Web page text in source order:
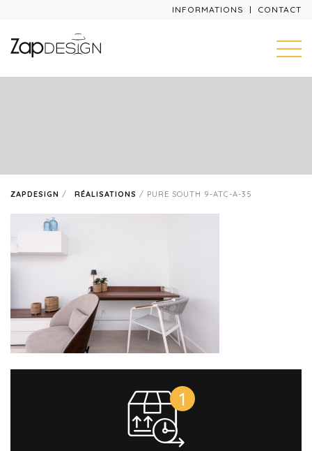
INFORMATIONS CONTACT
ZAPDESIGN / RÉALISATIONS / PURE SOUTH 9-ATC-A-35